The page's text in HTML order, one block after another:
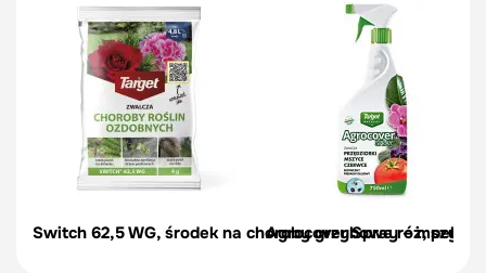
Switch 62,5 WG, środek na choroby grzybowe róż,
Agrocover Spray –